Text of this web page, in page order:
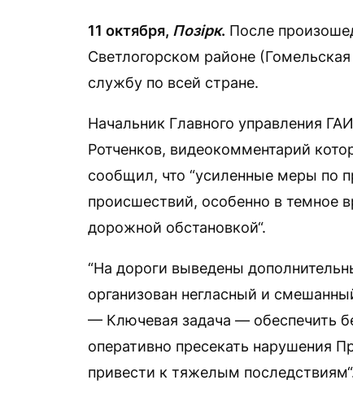
11 октября, Позірк. После
Светлогорском районе
службу по всей стране.
Начальник Главного управления
Ротченков, видеокомментарий
сообщил, что “усиленные меры по
происшествий, особенно в темное
дорожной обстановкой“.
“На дороги выведены
организован негласный и
— Ключевая задача — обеспечить
оперативно пресекать нарушения
привести к тяжелым